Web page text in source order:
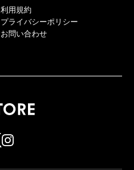
利用規約
プライバシーポリシー
お問い合わせ